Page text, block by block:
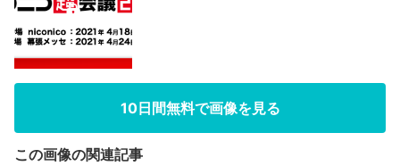
10日間無料で画像を見る
この画像の関連記事